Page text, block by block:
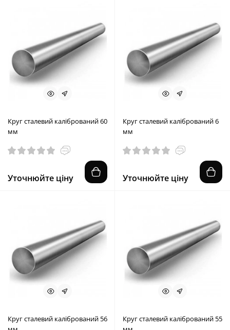
Круг сталевий калібрований 60
мм
Уточнюйте ціну
Круг сталевий калібрований 6
мм
Уточнюйте ціну
Круг сталевий калібрований 56
Круг сталевий калібрований 55